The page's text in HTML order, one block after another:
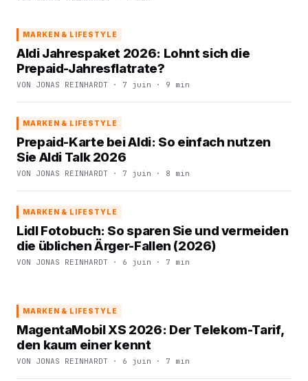
MARKEN & LIFESTYLE
Aldi Jahrespaket 2026: Lohnt sich die
Prepaid-Jahresflatrate?
VON JONAS REINHARDT · 7 juin · 9 min
MARKEN & LIFESTYLE
Prepaid-Karte bei Aldi: So einfach nutzen
Sie Aldi Talk 2026
VON JONAS REINHARDT · 7 juin · 8 min
MARKEN & LIFESTYLE
Lidl Fotobuch: So sparen Sie und vermeiden
die üblichen Ärger-Fallen (2026)
VON JONAS REINHARDT · 6 juin · 7 min
MARKEN & LIFESTYLE
MagentaMobil XS 2026: Der Telekom-Tarif,
den kaum einer kennt
VON JONAS REINHARDT · 6 juin · 7 min